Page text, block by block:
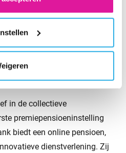
Panelwizard in juni 2019
werkende Nederlanders van 18
in de collectieve
premiepensioeninstelling
biedt een online pensioen,
dienstverlening. Zij